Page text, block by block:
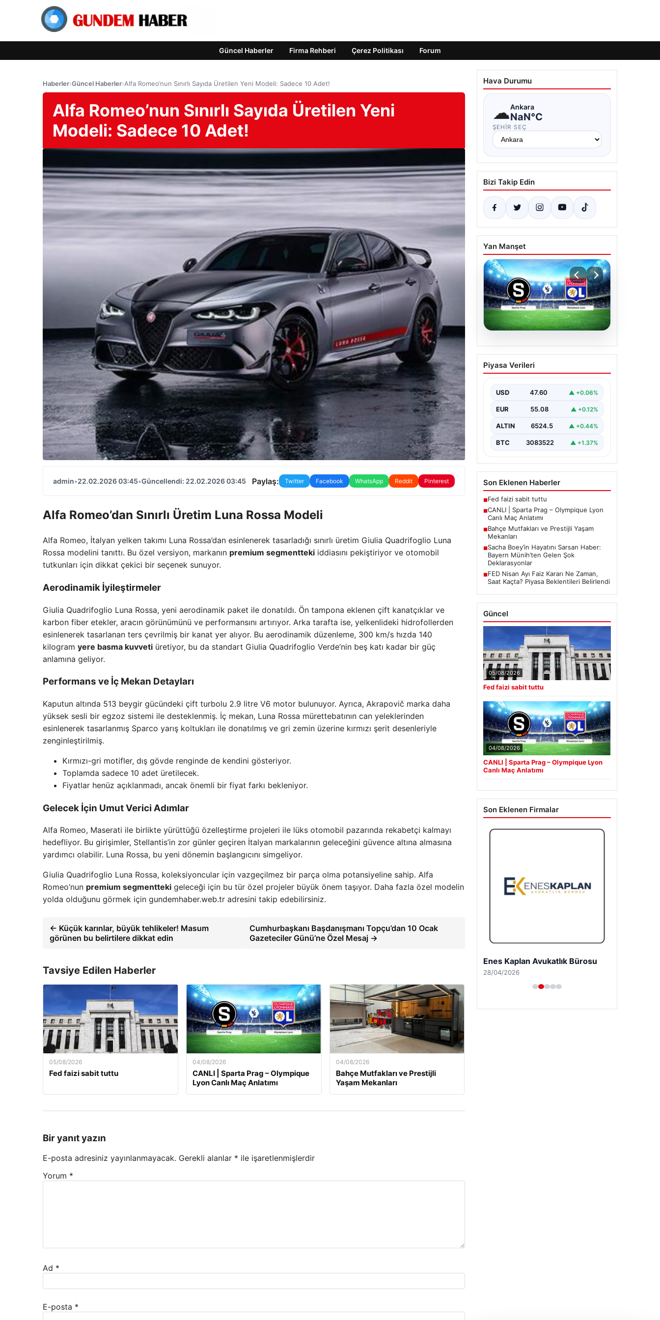
Güncel Haberler Firma Rehberi Çerez Politikası Forum
Haberler›Güncel Haberler›Alfa Romeo’nun Sınırlı Sayıda Üretilen Yeni Modeli: Sadece 10 Adet!
Alfa Romeo’nun Sınırlı Sayıda Üretilen Yeni
Modeli: Sadece 10 Adet!
admin•22.02.2026 03:45•Güncellendi: 22.02.2026 03:45 Paylaş: Twitter Facebook WhatsApp Reddit Pinterest
Alfa Romeo’dan Sınırlı Üretim Luna Rossa Modeli
Alfa Romeo, İtalyan yelken takımı Luna Rossa’dan esinlenerek tasarladığı sınırlı üretim Giulia Quadrifoglio Luna
Rossa modelini tanıttı. Bu özel versiyon, markanın premium segmentteki iddiasını pekiştiriyor ve otomobil
tutkunları için dikkat çekici bir seçenek sunuyor.
Aerodinamik İyileştirmeler
Giulia Quadrifoglio Luna Rossa, yeni aerodinamik paket ile donatıldı. Ön tampona eklenen çift kanatçıklar ve
karbon fiber etekler, aracın görünümünü ve performansını artırıyor. Arka tarafta ise, yelkenlideki hidrofollerden
esinlenerek tasarlanan ters çevrilmiş bir kanat yer alıyor. Bu aerodinamik düzenleme, 300 km/s hızda 140
kilogram yere basma kuvveti üretiyor, bu da standart Giulia Quadrifoglio Verde’nin beş katı kadar bir güç
anlamına geliyor.
Performans ve İç Mekan Detayları
Kaputun altında 513 beygir gücündeki çift turbolu 2.9 litre V6 motor bulunuyor. Ayrıca, Akrapovič marka daha
yüksek sesli bir egzoz sistemi ile desteklenmiş. İç mekan, Luna Rossa mürettebatının can yeleklerinden
esinlenerek tasarlanmış Sparco yarış koltukları ile donatılmış ve gri zemin üzerine kırmızı şerit desenleriyle
zenginleştirilmiş.
Kırmızı-gri motifler, dış gövde renginde de kendini gösteriyor.
Toplamda sadece 10 adet üretilecek.
Fiyatlar henüz açıklanmadı, ancak önemli bir fiyat farkı bekleniyor.
Gelecek İçin Umut Verici Adımlar
Alfa Romeo, Maserati ile birlikte yürüttüğü özelleştirme projeleri ile lüks otomobil pazarında rekabetçi kalmayı
hedefliyor. Bu girişimler, Stellantis’in zor günler geçiren İtalyan markalarının geleceğini güvence altına almasına
yardımcı olabilir. Luna Rossa, bu yeni dönemin başlangıcını simgeliyor.
Giulia Quadrifoglio Luna Rossa, koleksiyoncular için vazgeçilmez bir parça olma potansiyeline sahip. Alfa
Romeo’nun premium segmentteki geleceği için bu tür özel projeler büyük önem taşıyor. Daha fazla özel modelin
yolda olduğunu görmek için gundemhaber.web.tr adresini takip edebilirsiniz.
← Küçük karınlar, büyük tehlikeler! Masum
görünen bu belirtilere dikkat edin
Cumhurbaşkanı Başdanışmanı Topçu’dan 10 Ocak
Gazeteciler Günü’ne Özel Mesaj →
Tavsiye Edilen Haberler
05/08/2026
Fed faizi sabit tuttu
04/08/2026
CANLI | Sparta Prag – Olympique
Lyon Canlı Maç Anlatımı
04/08/2026
Bahçe Mutfakları ve Prestijli
Yaşam Mekanları
Bir yanıt yazın
E-posta adresiniz yayınlanmayacak. Gerekli alanlar * ile işaretlenmişlerdir
Yorum *
Ad *
E-posta *
Hava Durumu
☁Ankara
NaN°C
ŞEHIR SEÇ
Bizi Takip Edin
Yan Manşet
04.08.2026
CANLI | Sparta Prag –
Olympique Lyon Canlı
Piyasa Verileri
USD 47.60 ▲ +0.06%
EUR 55.08 ▲ +0.12%
ALTIN 6524.5 ▲ +0.44%
BTC 3083522 ▲ +1.37%
Son Eklenen Haberler
■Fed faizi sabit tuttu
■CANLI | Sparta Prag – Olympique Lyon
Canlı Maç Anlatımı
■Bahçe Mutfakları ve Prestijli Yaşam
Mekanları
■Sacha Boey’in Hayatını Sarsan Haber:
Bayern Münih’ten Gelen Şok
Deklarasyonlar
■FED Nisan Ayı Faiz Kararı Ne Zaman,
Saat Kaçta? Piyasa Beklentileri Belirlendi
Güncel
05/08/2026
Fed faizi sabit tuttu
04/08/2026
CANLI | Sparta Prag – Olympique Lyon
Canlı Maç Anlatımı
Son Eklenen Firmalar
Enes Kaplan Avukatlık Bürosu
28/04/2026